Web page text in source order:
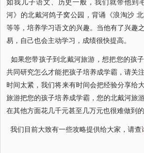
如我儿子语文、历史一般，我们就带他到
河》的北戴河鸽子窝公园，背诵《浪淘沙
等等，培养学习语文的兴趣。当他有了兴趣
易，自己也会主动学习，成绩很快提高。
如果您带孩子到北戴河旅游，想把您的孩
共同研究怎么才能把孩子培养成学霸，请关
时间太紧，我们将来有时间会把经验分享给
旅游把您的孩子培养成学霸，您的北戴河旅
在其他方面花几千元甚至几万元也很难做到的
我们目前大致有一些攻略提供给大家，请查